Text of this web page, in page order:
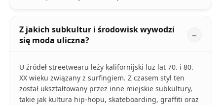
Z jakich subkultur i środowisk wywodzi
się moda uliczna?
U źródeł streetwearu leży kalifornijski luz lat 70. i 80.
XX wieku związany z surfingiem. Z czasem styl ten
został ukształtowany przez inne miejskie subkultury,
takie jak kultura hip-hopu, skateboarding, graffiti oraz